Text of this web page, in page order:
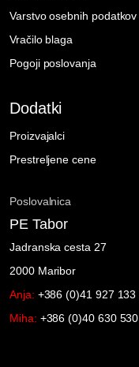
Varstvo osebnih podatkov
Vračilo blaga
Pogoji poslovanja
Dodatki
Proizvajalci
Prestreljene cene
Poslovalnica
PE Tabor
Jadranska cesta 27
2000 Maribor
Anja: +386 (0)41 927 133
Miha: +386 (0)40 630 530